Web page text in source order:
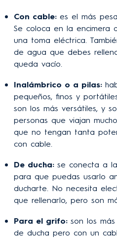
Con cable: es el más
Se coloca en la encimera
una toma eléctrica.
de agua que debes
queda vacío.
Inalámbrico o a pilas:
pequeños, finos y
son los más versátiles, y
personas que viajan
que no tengan tanta
con cable.
De ducha: se conecta a
para que puedas usarlo
ducharte. No necesita
que rellenarlo, pero son
Para el grifo: son los
de ducha pero con un